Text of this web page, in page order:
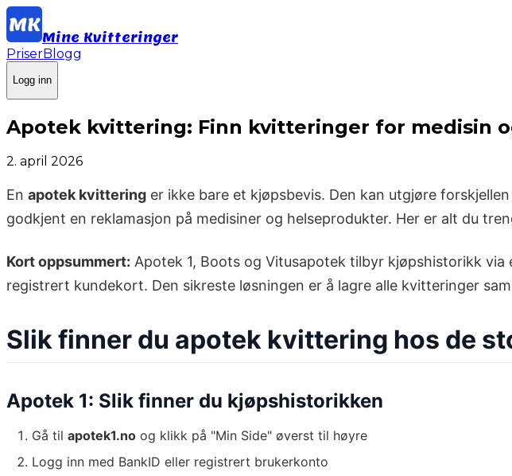
Mine Kvitteringer
PriserBlogg
Logg inn
Apotek kvittering: Finn kvitteringer for medisin
2. april 2026
En apotek kvittering er ikke bare et kjøpsbevis. Den kan utgjøre
godkjent en reklamasjon på medisiner og helseprodukter. Her er alt du
Kort oppsummert: Apotek 1, Boots og Vitusapotek tilbyr kjøpshistorikk
registrert kundekort. Den sikreste løsningen er å lagre alle kvitteringer
Slik finner du apotek kvittering hos de
Apotek 1: Slik finner du kjøpshistorikken
Gå til apotek1.no og klikk på "Min Side" øverst til høyre
Logg inn med BankID eller registrert brukerkonto